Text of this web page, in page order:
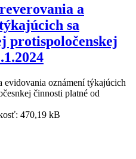
a
sa
protispoločenskej
evidovania oznámení týkajúcich
činnosti platné od
470,19 kB